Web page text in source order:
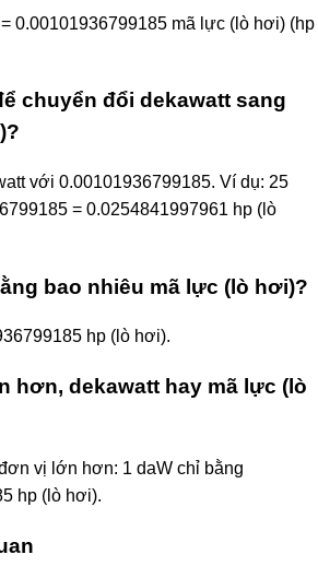
0.00101936799185 mã lực (lò hơi) (hp
chuyển đổi dekawatt sang
với 0.00101936799185. Ví dụ: 25
= 0.0254841997961 hp (lò
bao nhiêu mã lực (lò hơi)?
hp (lò hơi).
hơn, dekawatt hay mã lực (lò
vị lớn hơn: 1 daW chỉ bằng
hp (lò hơi).